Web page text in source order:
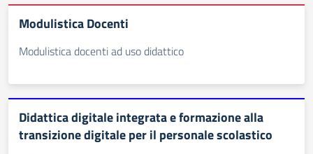
Modulistica Docenti
Modulistica docenti ad uso didattico
Didattica digitale integrata e formazione alla
transizione digitale per il personale scolastico